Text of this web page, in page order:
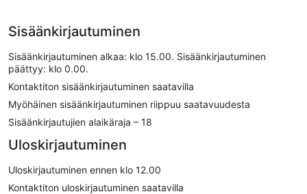
Sisäänkirjautuminen
Sisäänkirjautuminen alkaa: klo 15.00. Sisäänkirjautuminen
päättyy: klo 0.00.
Kontaktiton sisäänkirjautuminen saatavilla
Myöhäinen sisäänkirjautuminen riippuu saatavuudesta
Sisäänkirjautujien alaikäraja – 18
Uloskirjautuminen
Uloskirjautuminen ennen klo 12.00
Kontaktiton uloskirjautuminen saatavilla